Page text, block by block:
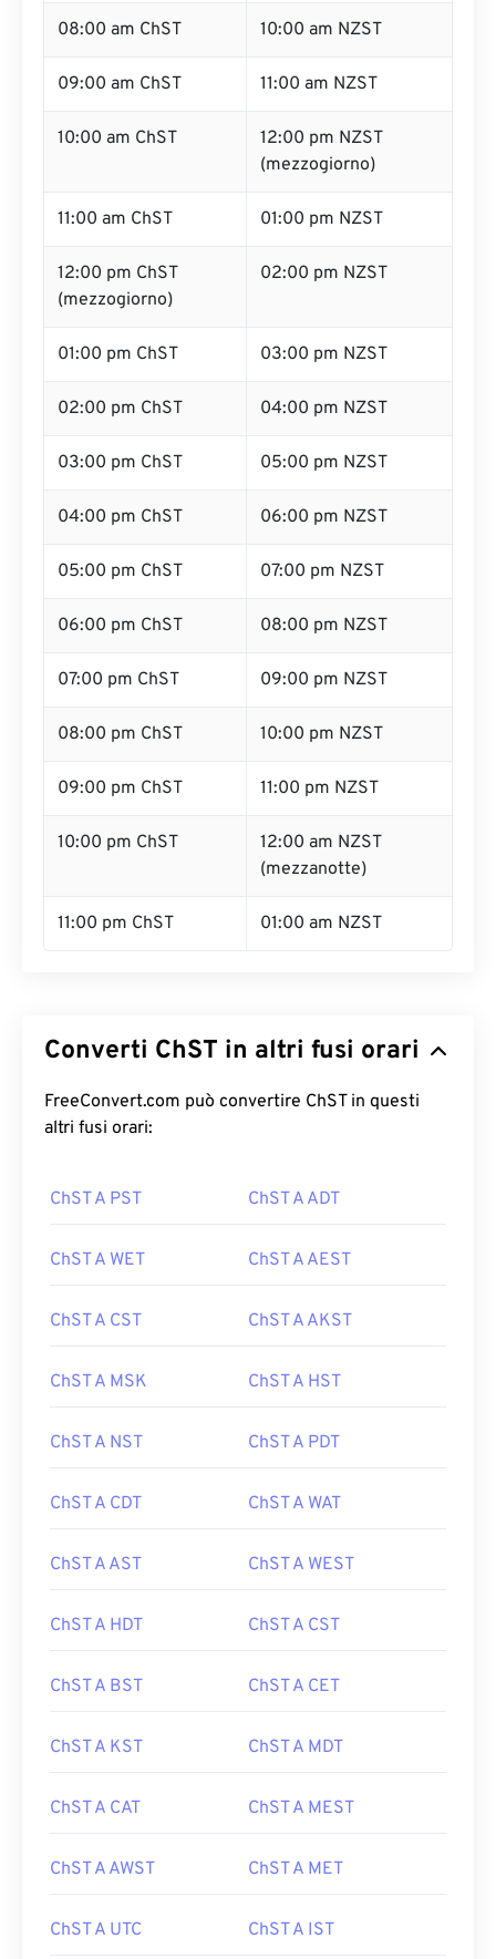
08:00 am ChST 10:00 am NZST
09:00 am ChST 11:00 am NZST
10:00 am ChST
12:00 pm NZST
(mezzogiorno)
11:00 am ChST 01:00 pm NZST
12:00 pm ChST
(mezzogiorno)
02:00 pm NZST
01:00 pm ChST 03:00 pm NZST
02:00 pm ChST 04:00 pm NZST
03:00 pm ChST 05:00 pm NZST
04:00 pm ChST 06:00 pm NZST
05:00 pm ChST 07:00 pm NZST
06:00 pm ChST 08:00 pm NZST
07:00 pm ChST 09:00 pm NZST
08:00 pm ChST 10:00 pm NZST
09:00 pm ChST 11:00 pm NZST
10:00 pm ChST
12:00 am NZST
(mezzanotte)
11:00 pm ChST 01:00 am NZST
Converti ChST in altri fusi orari
FreeConvert.com può convertire ChST in questi
altri fusi orari:
ChST A PST ChST A ADT
ChST A WET ChST A AEST
ChST A CST ChST A AKST
ChST A MSK ChST A HST
ChST A NST ChST A PDT
ChST A CDT ChST A WAT
ChST A AST ChST A WEST
ChST A HDT ChST A CST
ChST A BST ChST A CET
ChST A KST ChST A MDT
ChST A CAT ChST A MEST
ChST A AWST ChST A MET
ChST A UTC ChST A IST